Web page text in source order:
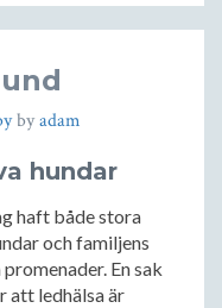
byadam
hundar
haft både stora
och familjens
En sak
att ledhälsa är